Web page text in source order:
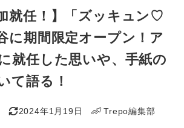
就任！】「ズッキュン♡
に期間限定オープン！ア
就任した思いや、手紙の
て語る！
更新日
2024年1月19日
Trepo編集部